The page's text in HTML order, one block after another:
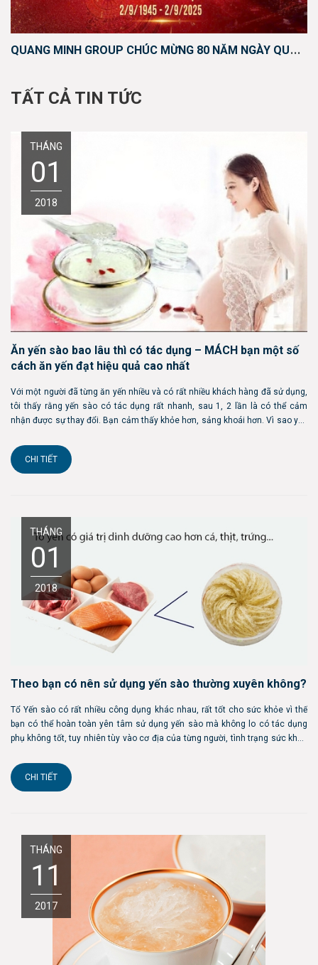
Q
UANG MINH GROUP CHÚC MỪNG 80 NĂM NGÀY QUỐC KHÁNH 2-9
TẤT CẢ TIN TỨC
THÁNG
01
2018
Ăn yến sào bao lâu thì có tác dụng – MÁCH bạn một số
cách ăn yến đạt hiệu quả cao nhất
Với một người đã từng ăn yến nhiều và có rất nhiều khách hàng đã sử dụng,
tôi thấy rằng yến sào có tác dụng rất nhanh, sau 1, 2 lần là có thể cảm
nhận được sự thay đổi. Bạn cảm thấy khỏe hơn, sảng khoái hơn. Vì sao yến
ở dạn...
CHI TIẾT
THÁNG
01
2018
Theo bạn có nên sử dụng yến sào thường xuyên không?
Tổ Yến sào có rất nhiều công dụng khác nhau, rất tốt cho sức khỏe vì thế
bạn có thể hoàn toàn yên tâm sử dụng yến sào mà không lo có tác dụng
phụ không tốt, tuy nhiên tùy vào cơ địa của từng người, tình trạng sức khỏe
nhiều yến s...
CHI TIẾT
THÁNG
11
2017